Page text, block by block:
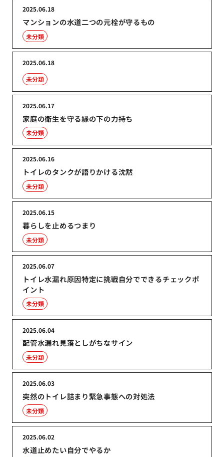
マンションの水道二つの元栓が守るもの
2025.06.18
未分類
2025.06.18
未分類
家庭の衛生を守る縁の下の力持ち
2025.06.17
未分類
トイレのタンクが語りかける沈黙
2025.06.16
未分類
暮らしを止めるつまり
2025.06.15
未分類
トイレ水漏れ原因特定に挑戦自分でできるチェックポ
イント
2025.06.07
未分類
配管水漏れ見落としがちなサイン
2025.06.04
未分類
突然のトイレ詰まり緊急事態への対処法
2025.06.03
未分類
水道止めたい自分でやるか
2025.06.02